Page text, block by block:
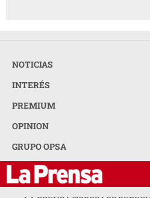
NOTICIAS
INTERÉS
PREMIUM
OPINION
GRUPO OPSA